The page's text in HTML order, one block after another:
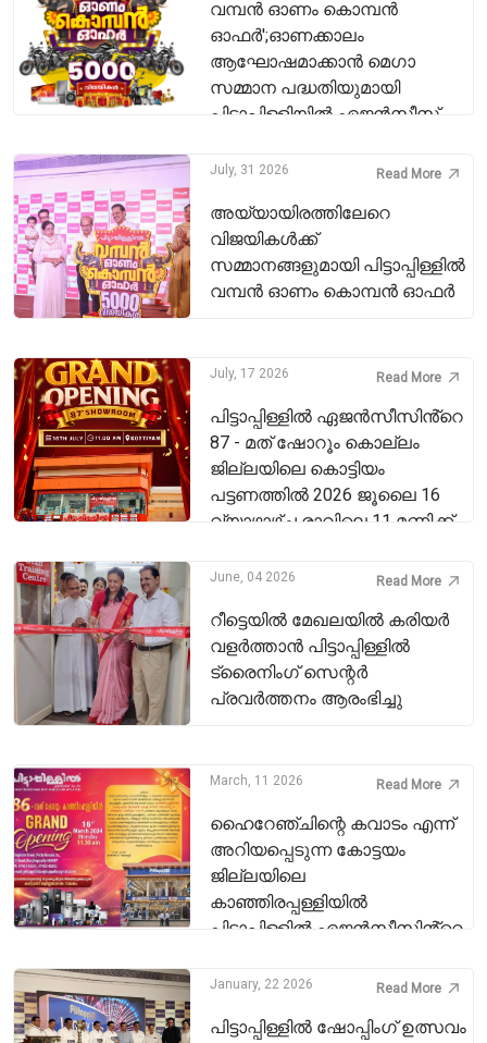
വമ്പൻ ഓണം കൊമ്പൻ
ഓഫർ';ഓണക്കാലം
ആഘോഷമാക്കാൻ മെഗാ
സമ്മാന പദ്ധതിയുമായി
പിട്ടാപ്പിള്ളിയിൽ ഏജൻസീസ്
July, 31 2026 Read More
അയ്യായിരത്തിലേറെ
വിജയികൾക്ക്
സമ്മാനങ്ങളുമായി പിട്ടാപ്പിള്ളിൽ
വമ്പൻ ഓണം കൊമ്പൻ ഓഫർ
July, 17 2026 Read More
പിട്ടാപ്പിള്ളിൽ ഏജൻസീസിൻ്റെ
87 - മത് ഷോറൂം കൊല്ലം
ജില്ലയിലെ കൊട്ടിയം
പട്ടണത്തിൽ 2026 ജൂലൈ 16
വ്യാഴാഴ്ച രാവിലെ 11 മണിക്ക്
June, 04 2026 Read More
റീട്ടെയിൽ മേഖലയിൽ കരിയർ
വളർത്താൻ പിട്ടാപ്പിള്ളിൽ
ട്രൈനിംഗ് സെന്റർ
പ്രവർത്തനം ആരംഭിച്ചു
March, 11 2026 Read More
ഹൈറേഞ്ചിന്റെ കവാടം എന്ന്
അറിയപ്പെടുന്ന കോട്ടയം
ജില്ലയിലെ
കാഞ്ഞിരപ്പള്ളിയിൽ
പിട്ടാപ്പിള്ളിൽ ഏജൻസീസിൻ്റെ
തിങ്കളാഴ്‌ച രാവിലെ 11.00 ന്
January, 22 2026 Read More
പിട്ടാപ്പിള്ളിൽ ഷോപ്പിംഗ് ഉത്സവം